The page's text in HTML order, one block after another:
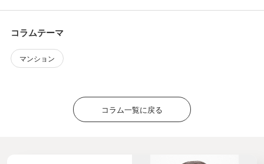
コラムテーマ
マンション
コラム一覧に戻る